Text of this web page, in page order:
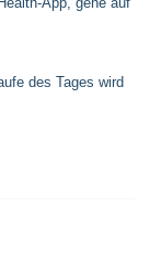
des Tages wird